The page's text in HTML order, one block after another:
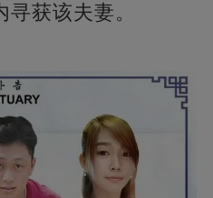
获该夫妻。